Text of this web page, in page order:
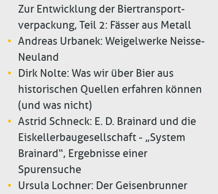
Zur Entwicklung der Biertransport­
verpackung, Teil 2: Fässer aus Metall
Andreas Urbanek: Weigelwerke Neisse-
Neuland
Dirk Nolte: Was wir über Bier aus
historischen Quellen erfahren können
(und was nicht)
Astrid Schneck: E. D. Brainard und die
Eiskellerbaugesellschaft - „System
Brainard“, Ergebnisse einer
Spurensuche
Ursula Lochner: Der Geisenbrunner